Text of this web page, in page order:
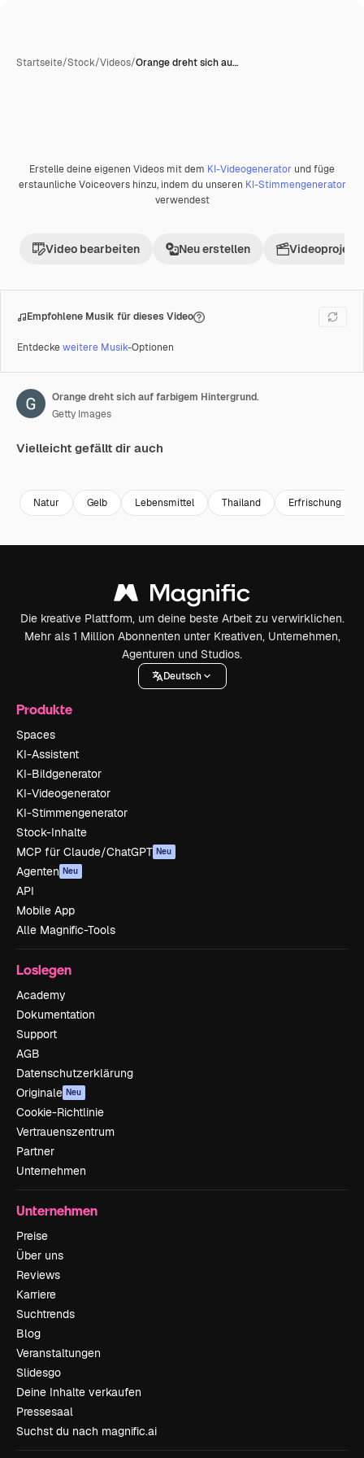
Startseite/Stock/Videos/Orange dreht sich au…
Premium
Erstelle deine eigenen Videos mit dem KI-Videogenerator und füge
erstaunliche Voiceovers hinzu, indem du unseren KI-Stimmengenerator
verwendest
Video bearbeiten Neu erstellen Videoprojekt
Empfohlene Musik für dieses Video
Entdeckeweitere Musik-Optionen
Orange dreht sich auf farbigem Hintergrund.
Getty Images
Vielleicht gefällt dir auch
Natur Gelb Lebensmittel Thailand Erfrischung
Die kreative Plattform, um deine beste Arbeit zu verwirklichen.
Mehr als 1 Million Abonnenten unter Kreativen, Unternehmen,
Agenturen und Studios.
Deutsch
Produkte
Spaces
KI-Assistent
KI-Bildgenerator
KI-Videogenerator
KI-Stimmengenerator
Stock-Inhalte
MCP für Claude/ChatGPT Neu
Agenten Neu
API
Mobile App
Alle Magnific-Tools
Loslegen
Academy
Dokumentation
Support
AGB
Datenschutzerklärung
Originale Neu
Cookie-Richtlinie
Vertrauenszentrum
Partner
Unternehmen
Unternehmen
Preise
Über uns
Reviews
Karriere
Suchtrends
Blog
Veranstaltungen
Slidesgo
Deine Inhalte verkaufen
Pressesaal
Suchst du nach magnific.ai